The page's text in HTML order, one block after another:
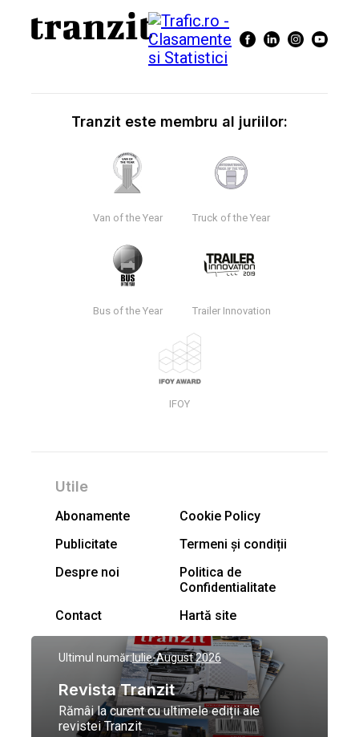
Tranzit este membru al juriilor:
Van of the Year Truck of the Year
Bus of the Year Trailer Innovation
IFOY
Utile
Abonamente
Cookie Policy
Publicitate
Termeni și condiții
Despre noi
Politica de
Confidentialitate
Contact
Hartă site
Ultimul număr:Iulie-August 2026
Revista Tranzit
Rămâi la curent cu ultimele ediții ale
revistei Tranzit